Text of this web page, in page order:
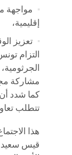
مواجهة
إقليمية،
تعزيز
التزام
مشاركة
كما شدد
تتطلب
هذا
قيس سعيد